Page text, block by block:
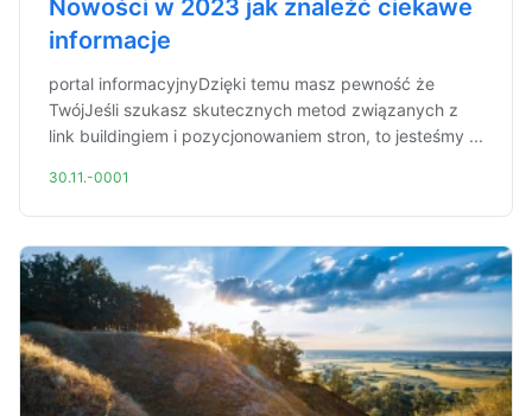
Nowości w 2023 jak znaleźć ciekawe
informacje
portal informacyjnyDzięki temu masz pewność że
TwójJeśli szukasz skutecznych metod związanych z
link buildingiem i pozycjonowaniem stron, to jesteśmy ...
30.11.-0001